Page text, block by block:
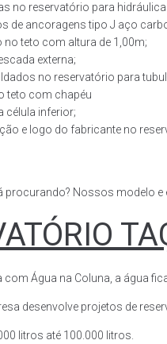
no reservatório para
de ancoragens tipo J aço
no teto com altura de 1,00m;
externa;
no reservatório para
teto com chapéu
célula inferior;
e logo do fabricante no
procurando? Nossos modelo e
com Água na Coluna, a água
desenvolve projetos de
litros até 100.000 litros.